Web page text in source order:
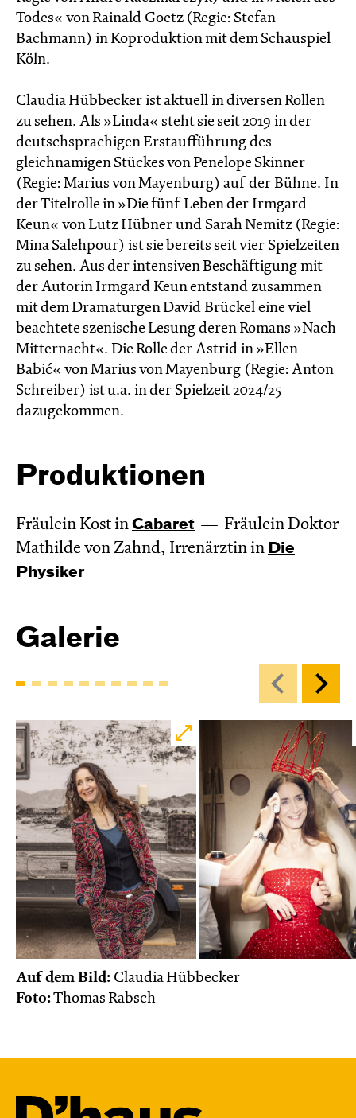
Todes« von Rainald Goetz (Regie: Stefan
Bachmann) in Koproduktion mit dem Schauspiel
Köln.
Claudia Hübbecker ist aktuell in diversen Rollen
zu sehen. Als »Linda« steht sie seit 2019 in der
deutschsprachigen Erstaufführung des
gleichnamigen Stückes von Penelope Skinner
(Regie: Marius von Mayenburg) auf der Bühne. In
der Titelrolle in »Die fünf Leben der Irmgard
Keun« von Lutz Hübner und Sarah Nemitz (Regie:
Mina Salehpour) ist sie bereits seit vier Spielzeiten
zu sehen. Aus der intensiven Beschäftigung mit
der Autorin Irmgard Keun entstand zusammen
mit dem Dramaturgen David Brückel eine viel
beachtete szenische Lesung deren Romans »Nach
Mitternacht«. Die Rolle der Astrid in »Ellen
Babić« von Marius von Mayenburg (Regie: Anton
Schreiber) ist u.a. in der Spielzeit 2024/25
dazugekommen.
Produktionen
Fräulein Kost in Cabaret
Fräulein Doktor
Mathilde von Zahnd, Irrenärztin in Die
Physiker
Galerie
Auf dem Bild: Claudia Hübbecker
Foto:Thomas Rabsch